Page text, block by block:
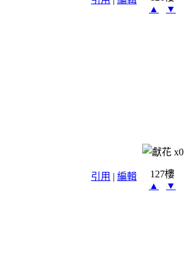
▲
▼
x0
引用 | 編輯
127樓
▲
▼